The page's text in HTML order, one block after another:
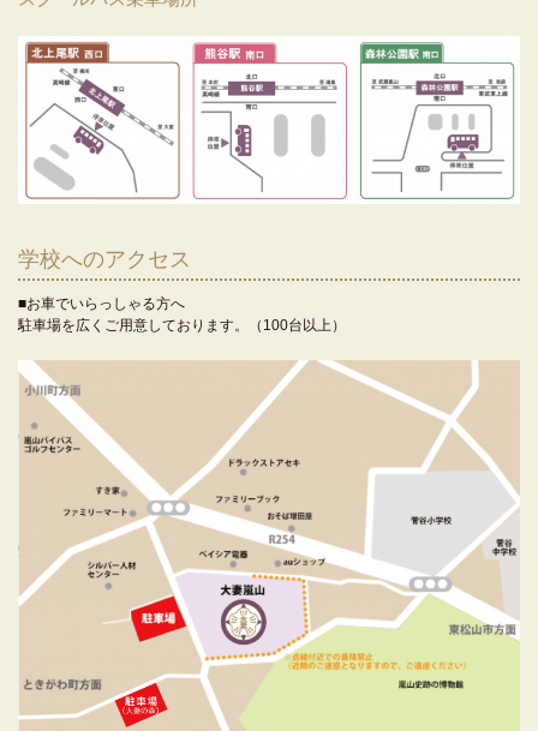
学校へのアクセス
■お車でいらっしゃる方へ
駐車場を広くご用意しております。（100台以上）